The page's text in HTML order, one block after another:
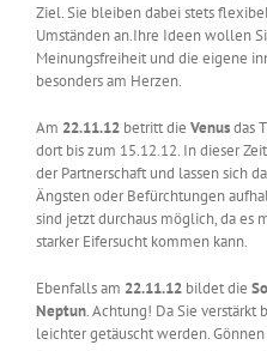
Ziel. Sie bleiben dabei stets
Umständen an.Ihre Ideen wollen
Meinungsfreiheit und die eigene
besonders am Herzen.
Am 22.11.12 betritt die Venusdas
dort bis zum 15.12.12. In dieser
der Partnerschaft und lassen sich
Ängsten oder Befürchtungen
sind jetzt durchaus möglich, da es
starker Eifersucht kommen kann.
Ebenfalls am 22.11.12 bildet die
Neptun. Achtung! Da Sie verstärkt
leichter getäuscht werden.